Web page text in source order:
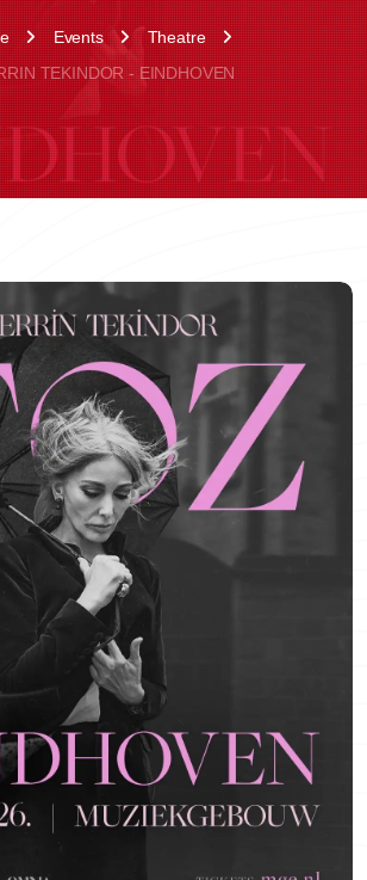
Events
Theatre
TEKINDOR - EINDHOVEN